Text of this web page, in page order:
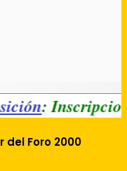
posición:
del Foro 2000